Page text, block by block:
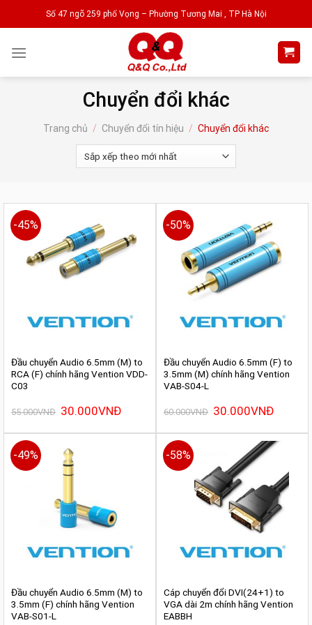
to
Số 47 ngõ 259 phố Vọng – Phường Tương Mai , TP Hà Nội
Chuyển đổi khác
Trang chủ / Chuyển đổi tín hiệu / Chuyển đổi khác
-45%
Đầu chuyển Audio 6.5mm (M) to
RCA (F) chính hãng Vention VDD-
C03
55.000VNĐ Giá
gốc
55.000VNĐ.
30.000VNĐGiá
là:
30.000VNĐ.
-50%
Đầu chuyển Audio 6.5mm (F) to
3.5mm (M) chính hãng Vention
VAB-S04-L
60.000VNĐ Giá
gốc
60.000VNĐ.
30.000VNĐGiá
là:
-49%
Đầu chuyển Audio 6.5mm (M) to
3.5mm (F) chính hãng Vention
VAB-S01-L
-58%
Cáp chuyển đổi DVI(24+1) to
VGA dài 2m chính hãng Vention
EABBH